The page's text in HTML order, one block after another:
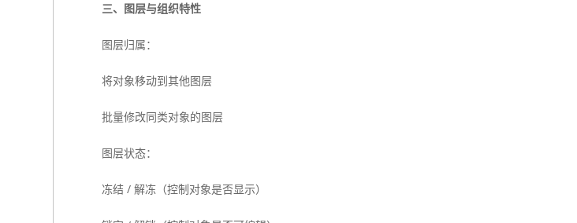
三、图层与组织特性
图层归属：
将对象移动到其他图层
批量修改同类对象的图层
图层状态：
冻结 / 解冻（控制对象是否显示）